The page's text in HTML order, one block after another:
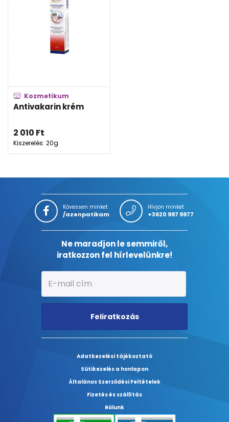
Kozmetikum
Antivakarin krém
2 010 Ft
Kiszerelés: 20g
Kövessen minket
/azenpatikam
Hívjon minket
+3620 997 9977
Ne maradjon le semmiről,
iratkozzon fel hírlevelünkre!
Feliratkozás
Adatkezelési tájékoztató
Sütikezelés a honlapon
Általános Szerződési Feltételek
Fizetés és szállítás
Rólunk